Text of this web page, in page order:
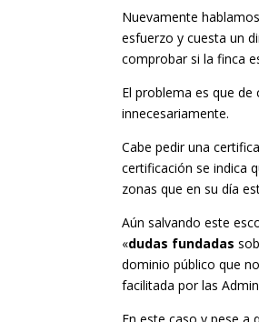
Nuevamente
esfuerzo y cuesta un
comprobar si la finca
El problema es que
innecesariamente.
Cabe pedir una
certificación se indica
zonas que en su día
Aún salvando este
«dudas fundadas
dominio público que
facilitada por las